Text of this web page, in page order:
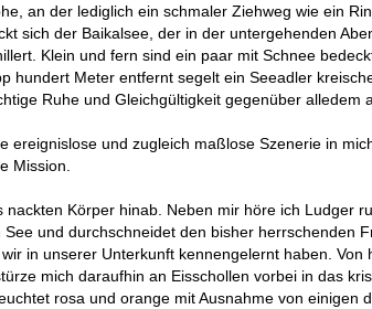
an der lediglich ein schmaler Ziehweg wie ein
sich der Baikalsee, der in der untergehenden
Klein und fern sind ein paar mit Schnee
hundert Meter entfernt segelt ein Seeadler
Ruhe und Gleichgültigkeit gegenüber alledem
ereignislose und zugleich maßlose Szenerie in
Mission.
Körper hinab. Neben mir höre ich Ludger
und durchschneidet den bisher herrschenden
in unserer Unterkunft kennengelernt haben. Von
mich daraufhin an Eisschollen vorbei in das
rosa und orange mit Ausnahme von einigen